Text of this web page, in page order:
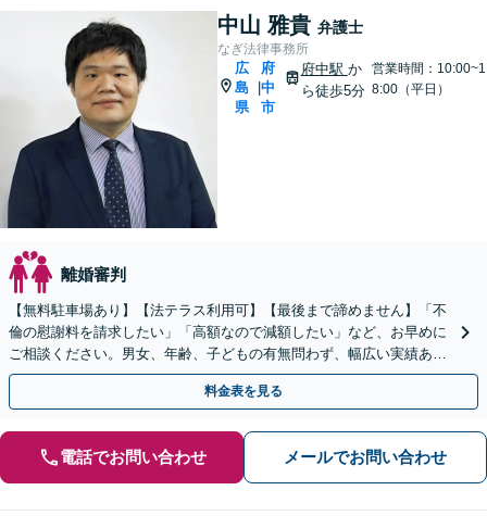
中山 雅貴 弁護士
なぎ法律事務所
広
島
県
府
中
市
府中駅 か
ら徒歩5分
営業時間：10:00~1
8:00（平日）
離婚審判
【無料駐車場あり】【法テラス利用可】【最後まで諦めません】「不
倫の慰謝料を請求したい」「高額なので減額したい」など、お早めに
ご相談ください。男女、年齢、子どもの有無問わず、幅広い実績あ
り。当日相談も可能な限り対応【子連れ相談可】【秘密厳守】
料金表を見る
電話でお問い合わせ メールでお問い合わせ